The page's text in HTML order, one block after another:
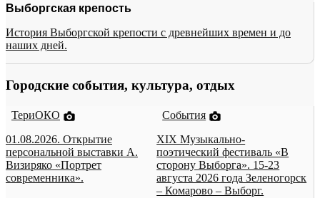
Выборгская крепость
История Выборгской крепости с древнейших времен и до
наших дней.
Городские события, культура, отдых
ТериОКО
01.08.2026. Открытие
персональной выставки А.
Визиряко «Портрет
современника».
События
XIX Музыкально-
поэтический фестиваль «В
сторону Выборга». 15-23
августа 2026 года Зеленогорск
– Комарово – Выборг.